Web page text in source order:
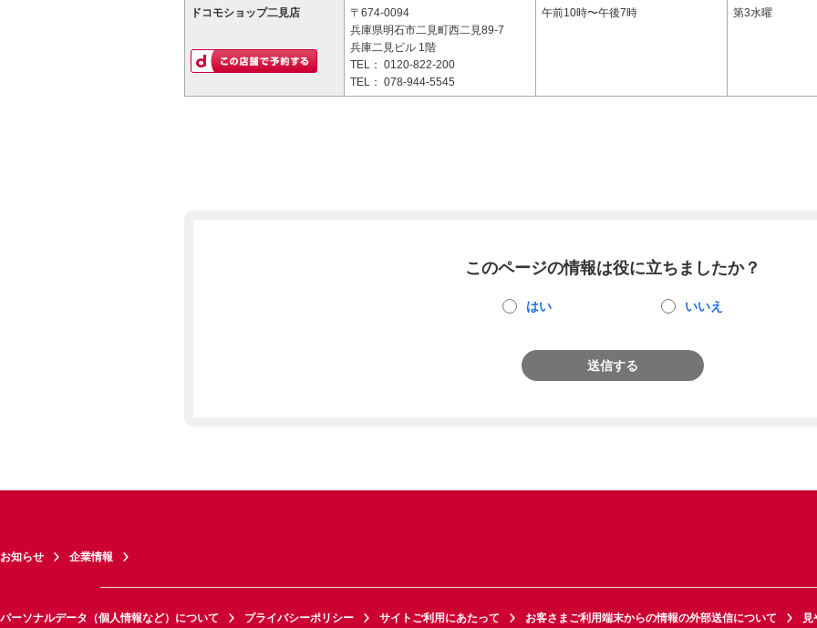
ドコモショップ二見店
〒674-0094
兵庫県明石市二見町西二見89-7
兵庫二見ビル 1階
TEL： 0120-822-200
TEL： 078-944-5545
午前10時〜午後7時 第3水曜
このページの情報は役に立ちましたか？
はい いいえ
送信する
お知らせ 企業情報
パーソナルデータ（個人情報など）について プライバシーポリシー サイトご利用にあたって お客さまご利用端末からの情報の外部送信について 見